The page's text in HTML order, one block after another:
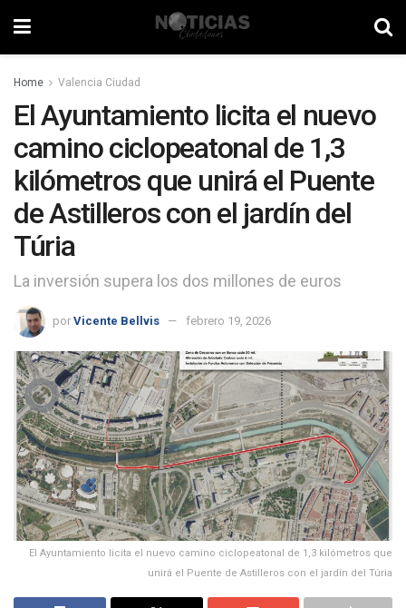
Home Valencia Ciudad
El Ayuntamiento licita el nuevo
camino ciclopeatonal de 1,3
kilómetros que unirá el Puente
de Astilleros con el jardín del
Túria
La inversión supera los dos millones de euros
por Vicente Bellvis febrero 19, 2026
El Ayuntamiento licita el nuevo camino ciclopeatonal de 1,3 kilómetros que
unirá el Puente de Astilleros con el jardín del Túria